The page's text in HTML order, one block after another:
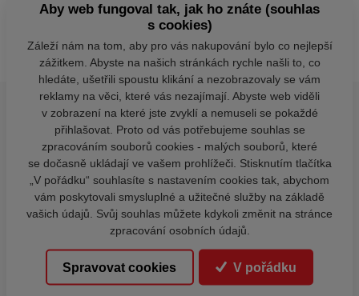
Aby web fungoval tak, jak ho znáte (souhlas
s cookies)
Záleží nám na tom, aby pro vás nakupování bylo co nejlepší
zážitkem. Abyste na našich stránkách rychle našli to, co
hledáte, ušetřili spoustu klikání a nezobrazovaly se vám
reklamy na věci, které vás nezajímají. Abyste web viděli
v zobrazení na které jste zvyklí a nemuseli se pokaždé
přihlašovat. Proto od vás potřebujeme souhlas se
zpracováním souborů cookies - malých souborů, které
se dočasně ukládají ve vašem prohlížeči. Stisknutím tlačítka
„V pořádku“ souhlasíte s nastavením cookies tak, abychom
vám poskytovali smysluplné a užitečné služby na základě
vašich údajů. Svůj souhlas můžete kdykoli změnit na stránce
zpracování osobních údajů.
Spravovat cookies V pořádku